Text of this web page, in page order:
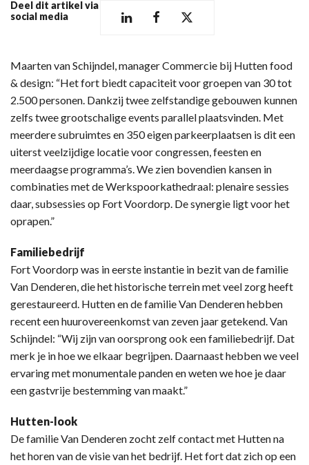
Deel dit artikel via
social media
Maarten van Schijndel, manager Commercie bij Hutten food
& design: “Het fort biedt capaciteit voor groepen van 30 tot
2.500 personen. Dankzij twee zelfstandige gebouwen kunnen
zelfs twee grootschalige events parallel plaatsvinden. Met
meerdere subruimtes en 350 eigen parkeerplaatsen is dit een
uiterst veelzijdige locatie voor congressen, feesten en
meerdaagse programma’s. We zien bovendien kansen in
combinaties met de Werkspoorkathedraal: plenaire sessies
daar, subsessies op Fort Voordorp. De synergie ligt voor het
oprapen.”
Familiebedrijf
Fort Voordorp was in eerste instantie in bezit van de familie
Van Denderen, die het historische terrein met veel zorg heeft
gerestaureerd. Hutten en de familie Van Denderen hebben
recent een huurovereenkomst van zeven jaar getekend. Van
Schijndel: “Wij zijn van oorsprong ook een familiebedrijf. Dat
merk je in hoe we elkaar begrijpen. Daarnaast hebben we veel
ervaring met monumentale panden en weten we hoe je daar
een gastvrije bestemming van maakt.”
Hutten-look
De familie Van Denderen zocht zelf contact met Hutten na
het horen van de visie van het bedrijf. Het fort dat zich op een